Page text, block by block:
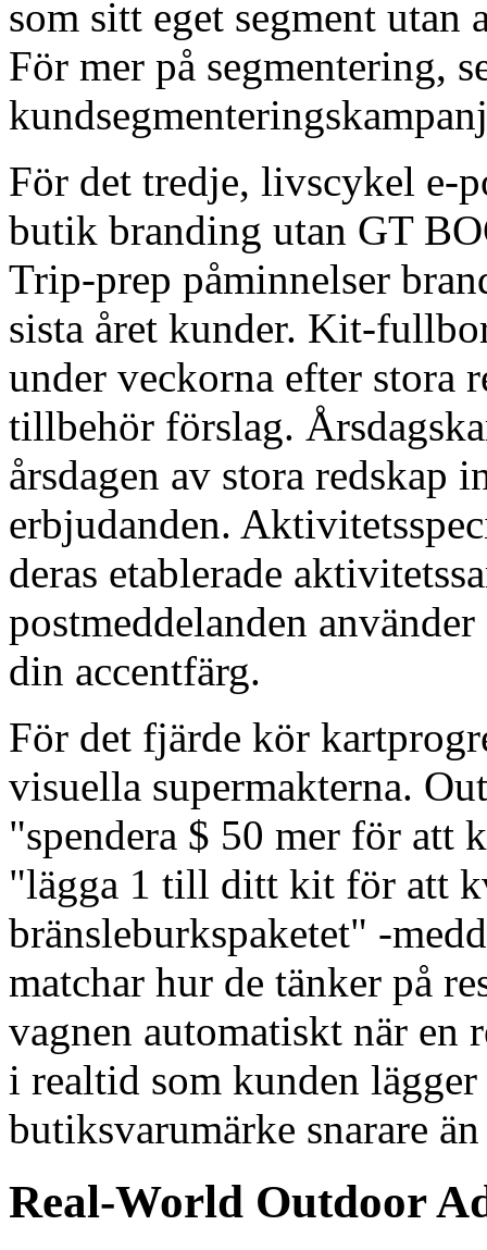
som sitt eget segment utan
För mer på segmentering,
För det tredje, livscykel e-
butik branding utan GT
Trip-prep påminnelser
sista året kunder. Kit-
under veckorna efter stora
tillbehör förslag.
årsdagen av stora redskap
erbjudanden.
deras etablerade
postmeddelanden
din accentfärg.
För det fjärde kör
visuella supermakterna.
"spendera $ 50 mer för
"lägga 1 till ditt kit för att
bränsleburkspaketet" -
matchar hur de tänker på
vagnen automatiskt när en
i realtid som kunden
butiksvarumärke snarare
Real-World Outdoor